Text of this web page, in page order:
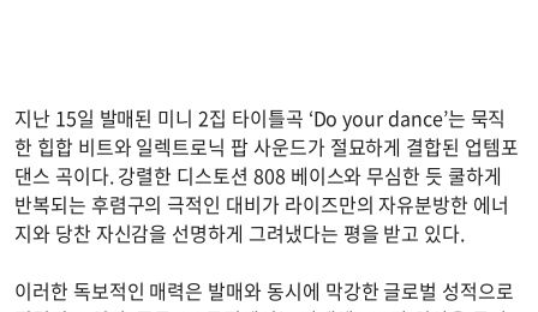
지난 15일 발매된 미니 2집 타이틀곡 ‘Do your dance’는 묵직
한 힙합 비트와 일렉트로닉 팝 사운드가 절묘하게 결합된 업템포
댄스 곡이다. 강렬한 디스토션 808 베이스와 무심한 듯 쿨하게
반복되는 후렴구의 극적인 대비가 라이즈만의 자유분방한 에너
지와 당찬 자신감을 선명하게 그려냈다는 평을 받고 있다.
이러한 독보적인 매력은 발매와 동시에 막강한 글로벌 성적으로